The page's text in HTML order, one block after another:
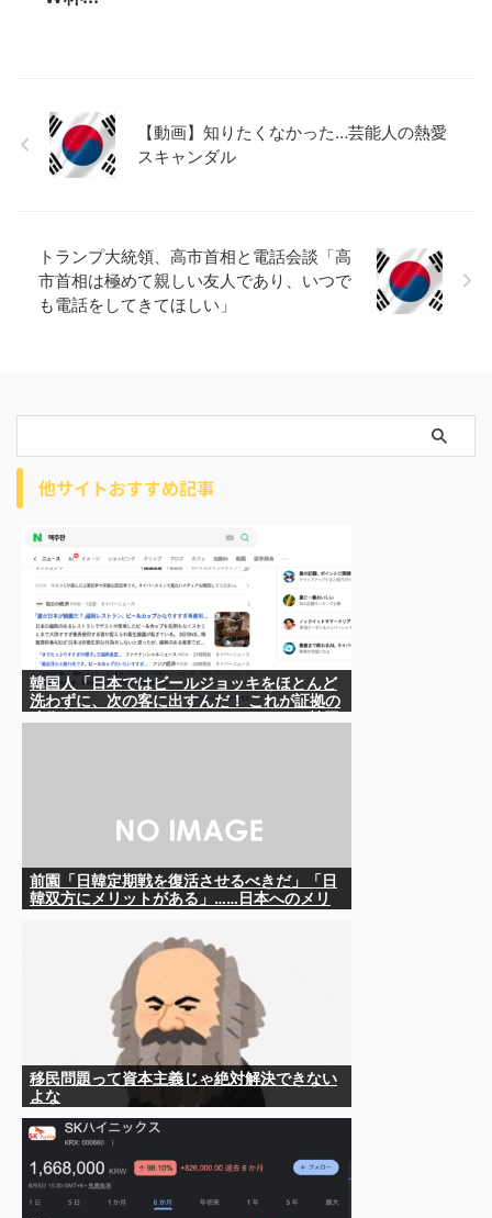
【動画】知りたくなかった…芸能人の熱愛
スキャンダル
トランプ大統領、高市首相と電話会談「高
市首相は極めて親しい友人であり、いつで
も電話をしてきてほしい」
他サイトおすすめ記事
韓国人「日本ではビールジョッキをほとんど
洗わずに、次の客に出すんだ！ これが証拠の
前園「日韓定期戦を復活させるべきだ」「日
韓双方にメリットがある」……日本へのメリ
移民問題って資本主義じゃ絶対解決できない
よな